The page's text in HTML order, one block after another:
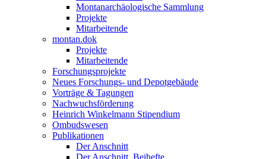
Montanarchäologische Sammlung
Projekte
Mitarbeitende
montan.dok
Projekte
Mitarbeitende
Forschungsprojekte
Neues Forschungs- und Depotgebäude
Vorträge & Tagungen
Nachwuchsförderung
Heinrich Winkelmann Stipendium
Ombudswesen
Publikationen
Der Anschnitt
Der Anschnitt. Beihefte